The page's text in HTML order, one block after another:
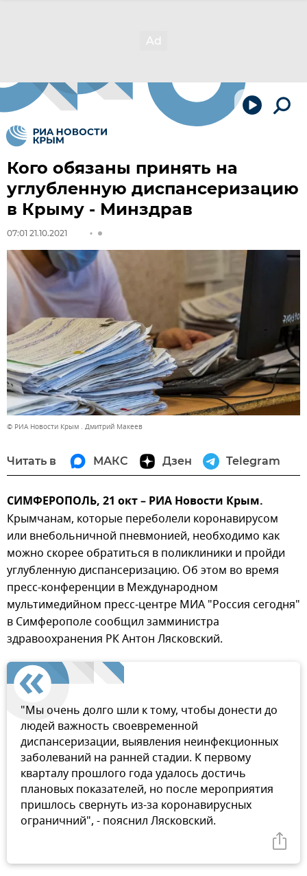
Кого обязаны принять на
углубленную диспансеризацию
в Крыму - Минздрав
07:01 21.10.2021
© РИА Новости Крым . Дмитрий Макеев
Читать в МАКС Дзен Telegram
СИМФЕРОПОЛЬ, 21 окт – РИА Новости Крым.
Крымчанам, которые переболели коронавирусом
или внебольничной пневмонией, необходимо как
можно скорее обратиться в поликлиники и пройди
углубленную диспансеризацию. Об этом во время
пресс-конференции в Международном
мультимедийном пресс-центре МИА "Россия сегодня"
в Симферополе сообщил замминистра
здравоохранения РК Антон Лясковский.
"Мы очень долго шли к тому, чтобы донести до
людей важность своевременной
диспансеризации, выявления неинфекционных
заболеваний на ранней стадии. К первому
кварталу прошлого года удалось достичь
плановых показателей, но после мероприятия
пришлось свернуть из-за коронавирусных
ограничний", - пояснил Лясковский.